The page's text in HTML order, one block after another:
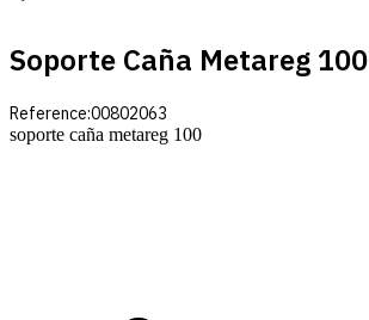
Soporte Caña Metareg 100
Reference:00802063
soporte caña metareg 100